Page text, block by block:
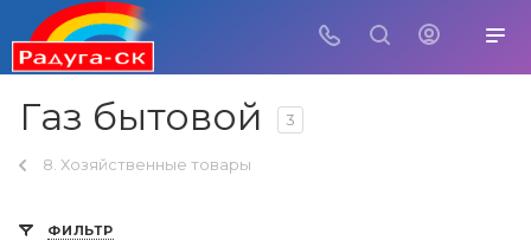
Газ бытовой 3
8. Хозяйственные товары
ФИЛЬТР